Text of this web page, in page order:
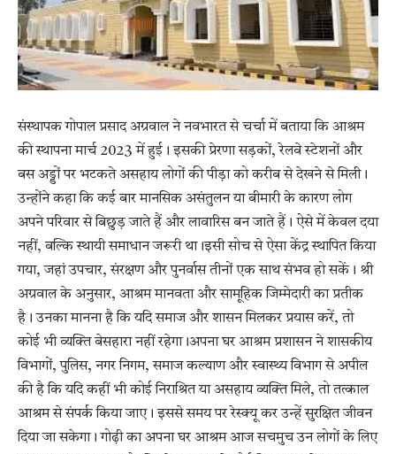
संस्थापक गोपाल प्रसाद अग्रवाल ने नवभारत से चर्चा में बताया कि आश्रम
की स्थापना मार्च 2023 में हुई। इसकी प्रेरणा सड़कों, रेलवे स्टेशनों और
बस अड्डों पर भटकते असहाय लोगों की पीड़ा को करीब से देखने से मिली।
उन्होंने कहा कि कई बार मानसिक असंतुलन या बीमारी के कारण लोग
अपने परिवार से बिछुड़ जाते हैं और लावारिस बन जाते हैं। ऐसे में केवल दया
नहीं, बल्कि स्थायी समाधान जरूरी था।इसी सोच से ऐसा केंद्र स्थापित किया
गया, जहां उपचार, संरक्षण और पुनर्वास तीनों एक साथ संभव हो सकें। श्री
अग्रवाल के अनुसार, आश्रम मानवता और सामूहिक जिम्मेदारी का प्रतीक
है। उनका मानना है कि यदि समाज और शासन मिलकर प्रयास करें, तो
कोई भी व्यक्ति बेसहारा नहीं रहेगा।अपना घर आश्रम प्रशासन ने शासकीय
विभागों, पुलिस, नगर निगम, समाज कल्याण और स्वास्थ्य विभाग से अपील
की है कि यदि कहीं भी कोई निराश्रित या असहाय व्यक्ति मिले, तो तत्काल
आश्रम से संपर्क किया जाए। इससे समय पर रेस्क्यू कर उन्हें सुरक्षित जीवन
दिया जा सकेगा। गोढ़ी का अपना घर आश्रम आज सचमुच उन लोगों के लिए